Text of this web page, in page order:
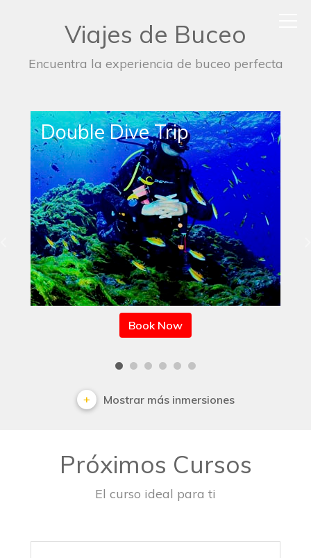
Viajes de Buceo
Encuentra la experiencia de buceo perfecta
Single Dive Trip
Book Now
Mostrar más inmersiones
Próximos Cursos
El curso ideal para ti